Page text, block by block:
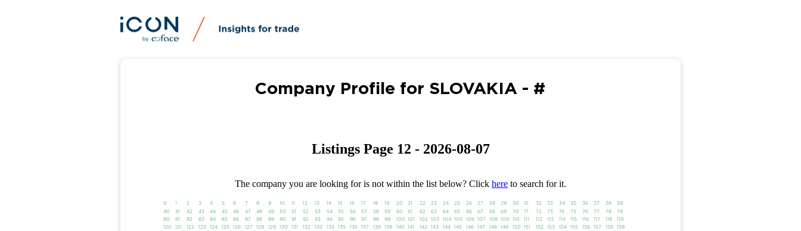
Company Profile for SLOVAKIA - #
Listings Page 12 - 2026-08-07
The company you are looking for is not within the list below? Click here to search for it.
0 2 3 4 5 6 7 8 9 10 12 13 14 15 16 17 18 19 20 21 22 23 24 25 26 27 28 29 30 31 32 33 34 35 36 37 38
39
40
41 42 43 44 45 46 47 48 49 50 51 52 53 54 55 56 57 58 59 60 61 62 63 64 65 66 67 68 69 70 71 72 73 74 75 76 77 78
79
80
81 82 83 84 85 86 87 88 89 90 91 92 93 94 95 96 97 98 99 100 101 102 103 104 105 106 107 108 109 110 112 113 114 115 116 117 118
119
120
121 122 123 124 125 126 127 128 129 130 131 132 133 134 135 136 137 138 139 140 141 142 143 144 145 146 147 148 149 150 151 152 153 154 155 156 157 158
159